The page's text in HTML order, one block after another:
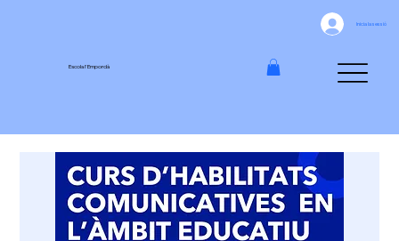
Escola l'Empordà
Inicia la sessió